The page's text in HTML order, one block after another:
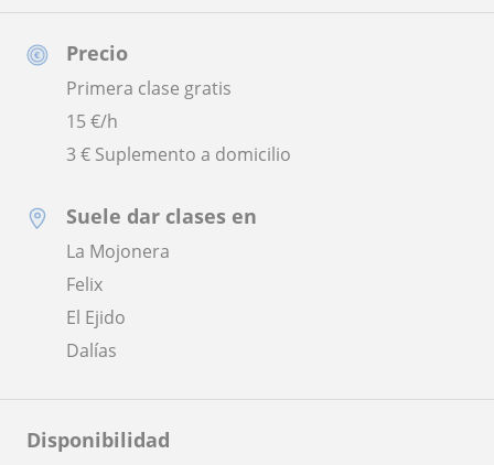
Precio
Primera clase gratis
15€/h
3 € Suplemento a domicilio
Suele dar clases en
La Mojonera
Felix
El Ejido
Dalías
Disponibilidad